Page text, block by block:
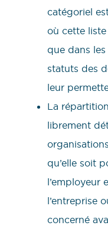
catégoriel
où cette
que dans
statuts des
leur
La
librement
qu’elle soit
l’employeur
l’entreprise
concerné